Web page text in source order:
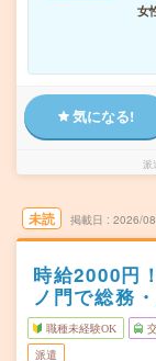
女
気になる!
派
未読 掲載日 2026/
時給2000円
ノ門で総務
職種未経験OK
派遣